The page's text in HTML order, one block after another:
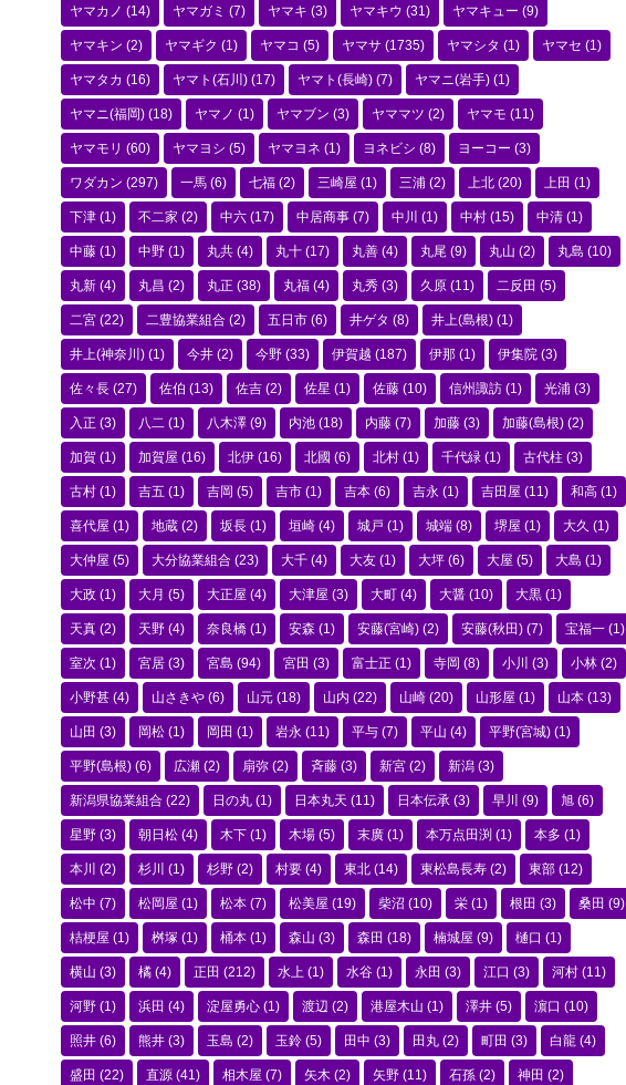
ヤマカノ (14) ヤマガミ (7) ヤマキ (3) ヤマキウ (31) ヤマキュー (9)
ヤマキン (2) ヤマギク (1) ヤマコ (5) ヤマサ (1735) ヤマシタ (1) ヤマセ (1)
ヤマタカ (16) ヤマト(石川) (17) ヤマト(長崎) (7) ヤマニ(岩手) (1)
ヤマニ(福岡) (18) ヤマノ (1) ヤマブン (3) ヤママツ (2) ヤマモ (11)
ヤマモリ (60) ヤマヨシ (5) ヤマヨネ (1) ヨネビシ (8) ヨーコー (3)
ワダカン (297) 一馬 (6) 七福 (2) 三崎屋 (1) 三浦 (2) 上北 (20) 上田 (1)
下津 (1) 不二家 (2) 中六 (17) 中居商事 (7) 中川 (1) 中村 (15) 中清 (1)
中藤 (1) 中野 (1) 丸共 (4) 丸十 (17) 丸善 (4) 丸尾 (9) 丸山 (2) 丸島 (10)
丸新 (4) 丸昌 (2) 丸正 (38) 丸福 (4) 丸秀 (3) 久原 (11) 二反田 (5)
二宮 (22) 二豊協業組合 (2) 五日市 (6) 井ゲタ (8) 井上(島根) (1)
井上(神奈川) (1) 今井 (2) 今野 (33) 伊賀越 (187) 伊那 (1) 伊集院 (3)
佐々長 (27) 佐伯 (13) 佐吉 (2) 佐星 (1) 佐藤 (10) 信州諏訪 (1) 光浦 (3)
入正 (3) 八二 (1) 八木澤 (9) 内池 (18) 内藤 (7) 加藤 (3) 加藤(島根) (2)
加賀 (1) 加賀屋 (16) 北伊 (16) 北國 (6) 北村 (1) 千代緑 (1) 古代柱 (3)
古村 (1) 吉五 (1) 吉岡 (5) 吉市 (1) 吉本 (6) 吉永 (1) 吉田屋 (11) 和高 (1)
喜代屋 (1) 地蔵 (2) 坂長 (1) 垣崎 (4) 城戸 (1) 城端 (8) 堺屋 (1) 大久 (1)
大仲屋 (5) 大分協業組合 (23) 大千 (4) 大友 (1) 大坪 (6) 大屋 (5) 大島 (1)
大政 (1) 大月 (5) 大正屋 (4) 大津屋 (3) 大町 (4) 大醤 (10) 大黒 (1)
天真 (2) 天野 (4) 奈良橋 (1) 安森 (1) 安藤(宮崎) (2) 安藤(秋田) (7) 宝福一 (1)
室次 (1) 宮居 (3) 宮島 (94) 宮田 (3) 富士正 (1) 寺岡 (8) 小川 (3) 小林 (2)
小野甚 (4) 山さきや (6) 山元 (18) 山内 (22) 山崎 (20) 山形屋 (1) 山本 (13)
山田 (3) 岡松 (1) 岡田 (1) 岩永 (11) 平与 (7) 平山 (4) 平野(宮城) (1)
平野(島根) (6) 広瀬 (2) 扇弥 (2) 斉藤 (3) 新宮 (2) 新潟 (3)
新潟県協業組合 (22) 日の丸 (1) 日本丸天 (11) 日本伝承 (3) 早川 (9) 旭 (6)
星野 (3) 朝日松 (4) 木下 (1) 木場 (5) 末廣 (1) 本万点田渕 (1) 本多 (1)
本川 (2) 杉川 (1) 杉野 (2) 村要 (4) 東北 (14) 東松島長寿 (2) 東部 (12)
松中 (7) 松岡屋 (1) 松本 (7) 松美屋 (19) 柴沼 (10) 栄 (1) 根田 (3) 桑田 (9)
桔梗屋 (1) 桝塚 (1) 桶本 (1) 森山 (3) 森田 (18) 楠城屋 (9) 樋口 (1)
横山 (3) 橘 (4) 正田 (212) 水上 (1) 水谷 (1) 永田 (3) 江口 (3) 河村 (11)
河野 (1) 浜田 (4) 淀屋勇心 (1) 渡辺 (2) 港屋木山 (1) 澤井 (5) 濵口 (10)
照井 (6) 熊井 (3) 玉島 (2) 玉鈴 (5) 田中 (3) 田丸 (2) 町田 (3) 白龍 (4)
盛田 (22) 直源 (41) 相木屋 (7) 矢木 (2) 矢野 (11) 石孫 (2) 神田 (2)